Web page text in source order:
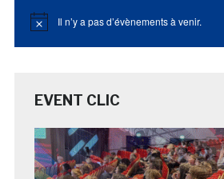
Notice Il n’y a pas d’évènements à venir.
EVENT CLIC